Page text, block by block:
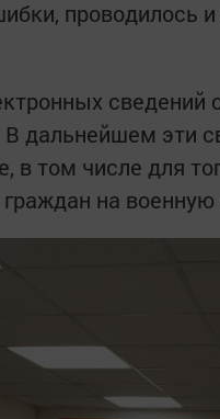
проводилось
сведений
дальнейшем эти
в том числе для
на военную